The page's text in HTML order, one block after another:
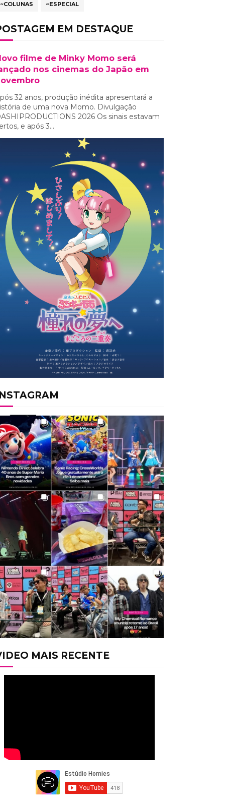
~COLUNAS ~ESPECIAL
EM DESTAQUE
filme de Minky Momo será
nos cinemas do Japão em
32 anos, produção inédita apresentará a
de uma nova Momo. Divulgação
2026 Os sinais estavam
e após 3...
MAIS RECENTE